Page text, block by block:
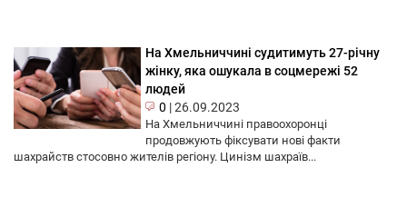
На Хмельниччині судитимуть 27-річну
жінку, яка ошукала в соцмережі 52
людей
0 |26.09.2023
На Хмельниччині правоохоронці
продовжують фіксувати нові факти
шахрайств стосовно жителів регіону. Цинізм шахраїв...